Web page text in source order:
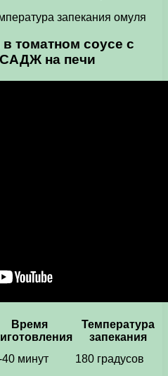
запекания омуля
томатном соусе с
на печи
Время
Температура
запекания
минут
180 градусов